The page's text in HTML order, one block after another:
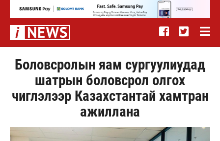
Боловсролын яам сургуулиудад
шатрын боловсрол олгох
чиглэлээр Казахстантай хамтран
ажиллана